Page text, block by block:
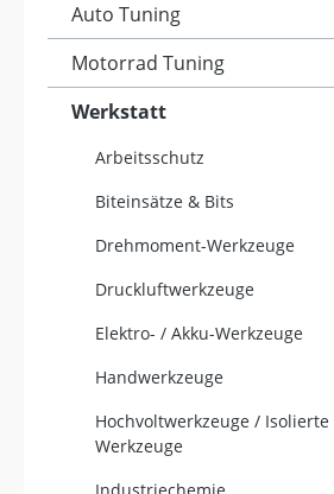
Auto Tuning
Motorrad Tuning
Werkstatt
Arbeitsschutz
Biteinsätze & Bits
Drehmoment-Werkzeuge
Druckluftwerkzeuge
Elektro- / Akku-Werkzeuge
Handwerkzeuge
Hochvoltwerkzeuge / Isolierte
Werkzeuge